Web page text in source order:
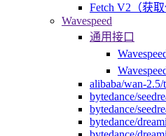
Fetch V2（获取
Wavespeed
通用接口
alibaba/wan-
bytedance/
bytedance/
bytedance/